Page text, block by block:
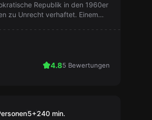
Republik in den 1960er
zu Unrecht verhaftet. Einem
4.85 Bewertungen
5+240 min.